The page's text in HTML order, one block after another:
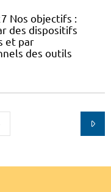
Nos objectifs :
des dispositifs
et par
des outils